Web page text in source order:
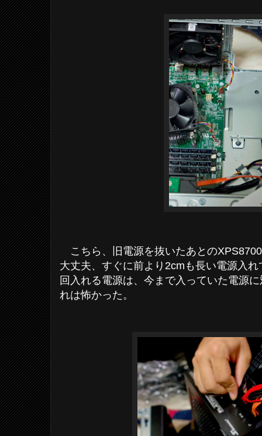
こちら、旧電源を抜いたあとの
大丈夫、すぐに前より2cmも長い電源
回入れる電源は、今まで入っていた電源
れは怖かった。